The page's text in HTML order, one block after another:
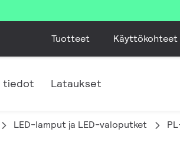
Tuotteet Käyttökohteet
tiedot Lataukset
LED-lamput ja LED-valoputket